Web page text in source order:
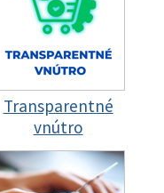
Transparentné
vnútro